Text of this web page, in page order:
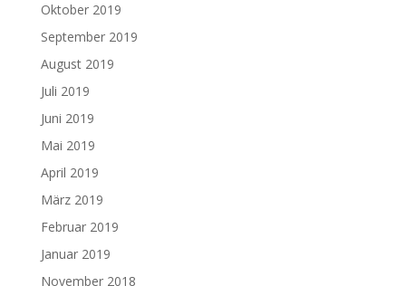
Oktober 2019
September 2019
August 2019
Juli 2019
Juni 2019
Mai 2019
April 2019
März 2019
Februar 2019
Januar 2019
November 2018